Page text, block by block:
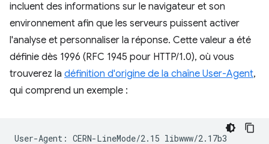
incluent des informations sur le navigateur et son
environnement afin que les serveurs puissent activer
l'analyse et personnaliser la réponse. Cette valeur a été
définie dès 1996 (RFC 1945 pour HTTP/1.0), où vous
trouverez la définition d'origine de la chaîne User-Agent,
qui comprend un exemple :